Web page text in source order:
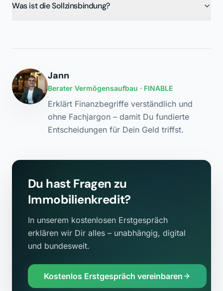
Was ist die Sollzinsbindung?
Jann
Berater Vermögensaufbau · FINABLE
Erklärt Finanzbegriffe verständlich und
ohne Fachjargon – damit Du fundierte
Entscheidungen für Dein Geld triffst.
Du hast Fragen zu
Immobilienkredit?
In unserem kostenlosen Erstgespräch
erklären wir Dir alles – unabhängig, digital
und bundesweit.
Kostenlos Erstgespräch vereinbaren